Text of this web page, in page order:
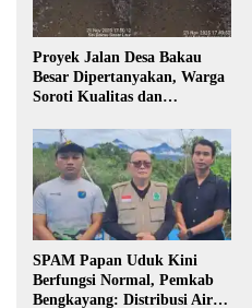
Proyek Jalan Desa Bakau
Besar Dipertanyakan, Warga
Soroti Kualitas dan
Pembangunan
SPAM Papan Uduk Kini
Berfungsi Normal, Pemkab
Bengkayang: Distribusi Air